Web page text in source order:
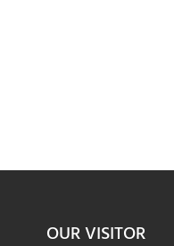
OUR VISITOR